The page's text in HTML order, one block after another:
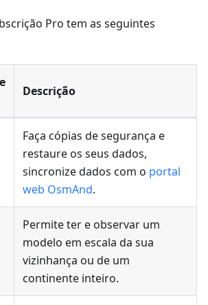
Pro tem as seguintes
Descrição
Faça cópias de segurança e
restaure os seus dados,
sincronize dados com o portal
web OsmAnd.
Permite ter e observar um
modelo em escala da sua
vizinhança ou de um
continente inteiro.